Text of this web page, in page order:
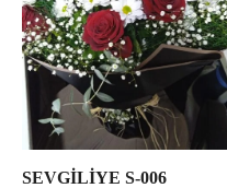
SEVGİLİYE S-006